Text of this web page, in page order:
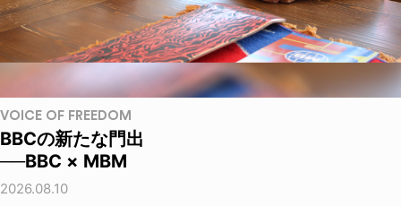
VOICE OF FREEDOM
BBCの新たな門出
──BBC × MBM
2026.08.10